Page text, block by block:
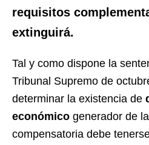
requisitos
extinguirá.
Tal y como dispone la
Tribunal Supremo de
determinar la existencia de
económico generador de
compensatoria debe